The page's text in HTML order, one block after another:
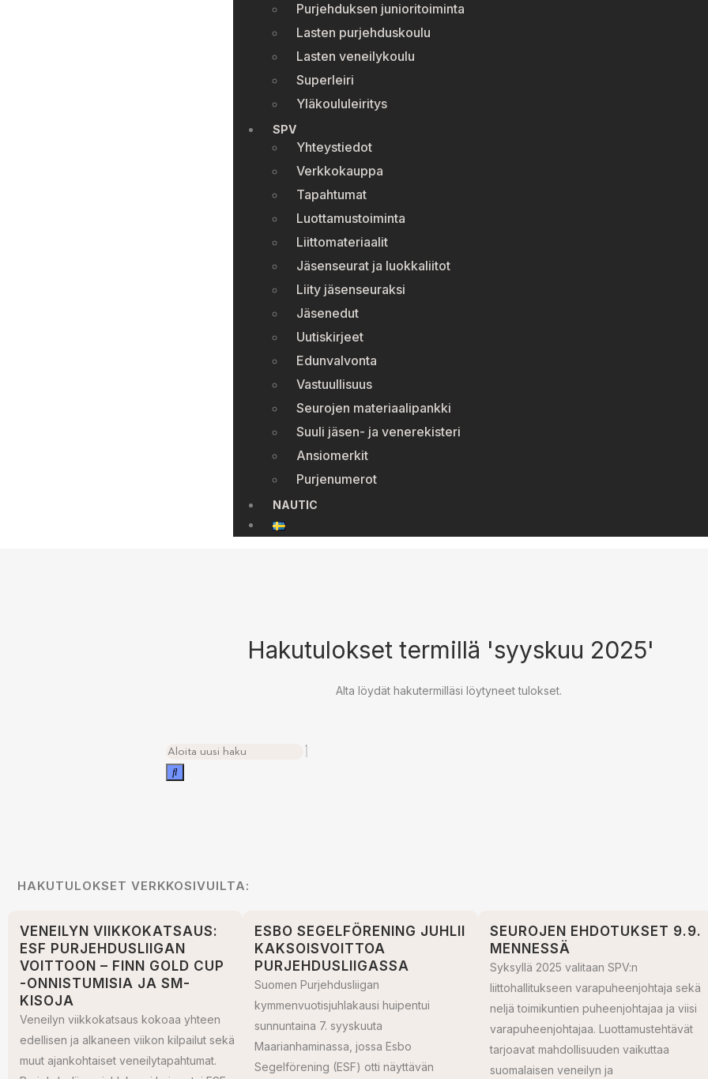
Purjehduksen junioritoiminta
Lasten purjehduskoulu
Lasten veneilykoulu
Superleiri
Yläkoululeiritys
SPV
Yhteystiedot
Verkkokauppa
Tapahtumat
Luottamustoiminta
Liittomateriaalit
Jäsenseurat ja luokkaliitot
Liity jäsenseuraksi
Jäsenedut
Uutiskirjeet
Edunvalvonta
Vastuullisuus
Seurojen materiaalipankki
Suuli jäsen- ja venerekisteri
Ansiomerkit
Purjenumerot
NAUTIC
Hakutulokset termillä 'syyskuu 2025'
Alta löydät hakutermilläsi löytyneet tulokset.
HAKUTULOKSET VERKKOSIVUILTA:
VENEILYN VIIKKOKATSAUS:
ESF PURJEHDUSLIIGAN
VOITTOON – FINN GOLD CUP
-ONNISTUMISIA JA SM-
KISOJA
Veneilyn viikkokatsaus kokoaa yhteen
edellisen ja alkaneen viikon kilpailut sekä
muut ajankohtaiset veneilytapahtumat.
ESBO SEGELFÖRENING JUHLII
KAKSOISVOITTOA
PURJEHDUSLIIGASSA
Suomen Purjehdusliigan
kymmenvuotisjuhlakausi huipentui
sunnuntaina 7. syyskuuta
Maarianhaminassa, jossa Esbo
Segelförening (ESF) otti näyttävän
SEUROJEN EHDOTUKSET 9.9.
MENNESSÄ
Syksyllä 2025 valitaan SPV:n
liittohallitukseen varapuheenjohtaja sekä
neljä toimikuntien puheenjohtajaa ja viisi
varapuheenjohtajaa. Luottamustehtävät
tarjoavat mahdollisuuden vaikuttaa
suomalaisen veneilyn ja